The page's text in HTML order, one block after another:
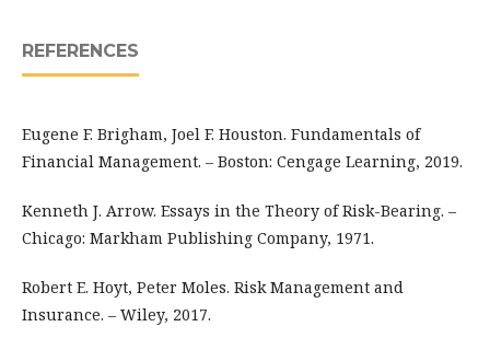
REFERENCES
Eugene F. Brigham, Joel F. Houston. Fundamentals of
Financial Management. – Boston: Cengage Learning, 2019.
Kenneth J. Arrow. Essays in the Theory of Risk-Bearing. –
Chicago: Markham Publishing Company, 1971.
Robert E. Hoyt, Peter Moles. Risk Management and
Insurance. – Wiley, 2017.